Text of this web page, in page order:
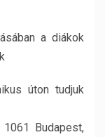
a diákok
úton tudjuk
Budapest,